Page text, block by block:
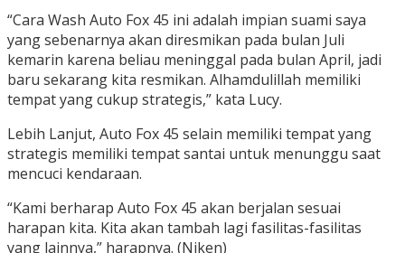
“Cara Wash Auto Fox 45 ini adalah impian suami saya
yang sebenarnya akan diresmikan pada bulan Juli
kemarin karena beliau meninggal pada bulan April, jadi
baru sekarang kita resmikan. Alhamdulillah memiliki
tempat yang cukup strategis,” kata Lucy.
Lebih Lanjut, Auto Fox 45 selain memiliki tempat yang
strategis memiliki tempat santai untuk menunggu saat
mencuci kendaraan.
“Kami berharap Auto Fox 45 akan berjalan sesuai
harapan kita. Kita akan tambah lagi fasilitas-fasilitas
yang lainnya,” harapnya. (Niken)